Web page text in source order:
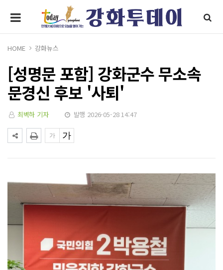
HOME 강화뉴스
[성명문 포함] 강화군수 무소속
문경신 후보 '사퇴'
최벽하 기자 발행 2026-05-28 14:47